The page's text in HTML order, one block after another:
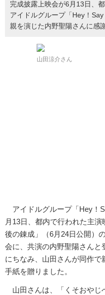
完成披露上映会が6月13日、
アイドルグループ「Hey！
親を演じた内野聖陽さんに感
山田涼介さん
アイドルグループ「Hey！
月13日、都内で行われた主
後の錬成」（6月24日公開）
会に、共演の内野聖陽さんと
にちなみ、山田さんが同作
手紙を贈りました。
山田さんは、「くそおやじ